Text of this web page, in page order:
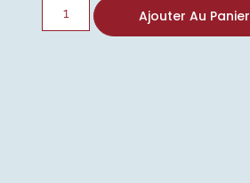
Ajouter Au Panier